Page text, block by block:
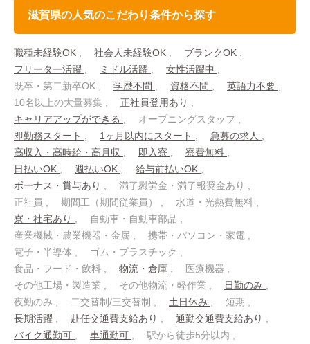
滋賀県の人気のこだわり条件から探す
職種未経験OK 社会人未経験OK
ブランクOK
フリーター活躍
ミドル活躍
女性活躍中
既卒・第二新卒OK
学歴不問 資格不問
英語力不要
10名以上の大量募集
正社員登用あり
キャリアアップができる
オープニングスタッフ
即勤務スタート
1ヶ月以内にスタート
急募の求人
高収入・高時給・高月収
即入寮
寮費無料
日払いOK
週払いOK
給与前払いOK
ボーナス・賞与あり
満了慰労金・満了報奨金あり
正社員
期間工（期間従業員）
水道・光熱費無料
寮・社宅あり
自動車・自動車部品
産業機械・農業機器・金属
携帯・パソコン・家電
電子・半導体
ゴム・プラスチック
食品・フード・飲料
物流・倉庫
医療機器
その他工場・製造業
その他物流・軽作業
日勤のみ
夜勤のみ
二交替制/三交替制 土日休み
短期
長期活躍
赴任交通費支給あり
通勤交通費支給あり
バイク通勤可
車通勤可
駅から徒歩5分以内